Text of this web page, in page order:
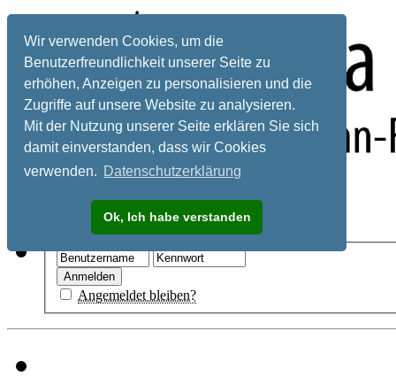
Wir verwenden Cookies, um die
Benutzerfreundlichkeit unserer Seite zu
erhöhen, Anzeigen zu personalisieren und die
Zugriffe auf unsere Website zu analysieren.
Mit der Nutzung unserer Seite erklären Sie sich
damit einverstanden, dass wir Cookies
verwenden. Datenschutzerklärung
Ok, Ich habe verstanden
Registrieren
Angemeldet bleiben?